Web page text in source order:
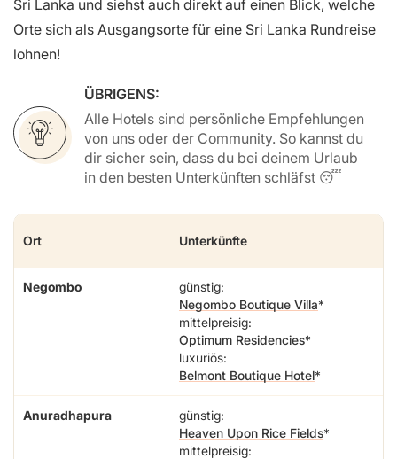
Sri Lanka und siehst auch direkt auf einen Blick, welche
Orte sich als Ausgangsorte für eine Sri Lanka Rundreise
lohnen!
ÜBRIGENS:
Alle Hotels sind persönliche Empfehlungen
von uns oder der Community. So kannst du
dir sicher sein, dass du bei deinem Urlaub
in den besten Unterkünften schläfst 😴
Ort Unterkünfte
Negombo
günstig:
Negombo Boutique Villa
mittelpreisig:
Optimum Residencies
luxuriös:
Belmont Boutique Hotel
Anuradhapura
günstig:
Heaven Upon Rice Fields
mittelpreisig: